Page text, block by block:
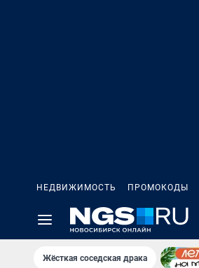
НЕДВИЖИМОСТЬ ПРОМОКОДЫ
Жёсткая соседская драка